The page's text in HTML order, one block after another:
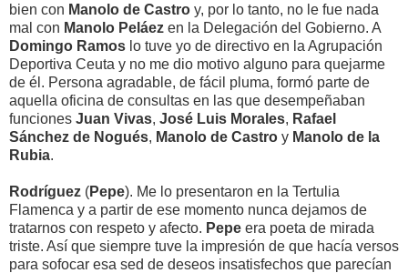
bien con Manolo de Castro y, por lo tanto, no le fue nada
mal con Manolo Peláez en la Delegación del Gobierno. A
Domingo Ramos lo tuve yo de directivo en la Agrupación
Deportiva Ceuta y no me dio motivo alguno para quejarme
de él. Persona agradable, de fácil pluma, formó parte de
aquella oficina de consultas en las que desempeñaban
funciones Juan Vivas, José Luis Morales, Rafael
Sánchez de Nogués, Manolo de Castro y Manolo de la
Rubia.
Rodríguez (Pepe). Me lo presentaron en la Tertulia
Flamenca y a partir de ese momento nunca dejamos de
tratarnos con respeto y afecto. Pepe era poeta de mirada
triste. Así que siempre tuve la impresión de que hacía versos
para sofocar esa sed de deseos insatisfechos que parecían